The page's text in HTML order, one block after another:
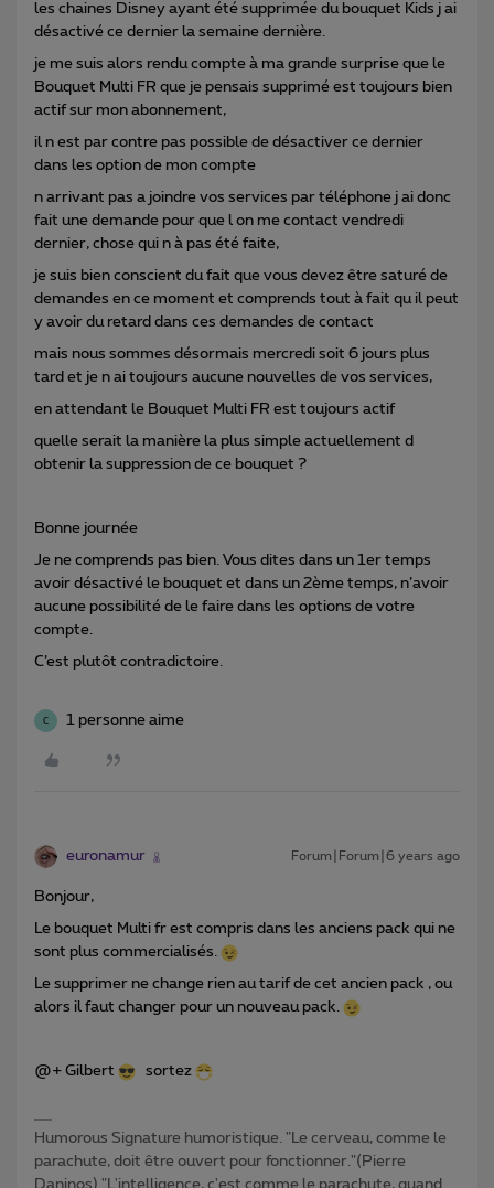
les chaines Disney ayant été supprimée du bouquet Kids j ai
désactivé ce dernier la semaine dernière.
je me suis alors rendu compte à ma grande surprise que le
Bouquet Multi FR que je pensais supprimé est toujours bien
actif sur mon abonnement,
il n est par contre pas possible de désactiver ce dernier
dans les option de mon compte
n arrivant pas a joindre vos services par téléphone j ai donc
fait une demande pour que l on me contact vendredi
dernier, chose qui n à pas été faite,
je suis bien conscient du fait que vous devez être saturé de
demandes en ce moment et comprends tout à fait qu il peut
y avoir du retard dans ces demandes de contact
mais nous sommes désormais mercredi soit 6 jours plus
tard et je n ai toujours aucune nouvelles de vos services,
en attendant le Bouquet Multi FR est toujours actif
quelle serait la manière la plus simple actuellement d
obtenir la suppression de ce bouquet ?
Bonne journée
Je ne comprends pas bien. Vous dites dans un 1er temps
avoir désactivé le bouquet et dans un 2ème temps, n’avoir
aucune possibilité de le faire dans les options de votre
compte.
C’est plutôt contradictoire.
C 1 personne aime
euronamur Forum|Forum|6 years ago
Bonjour,
Le bouquet Multi fr est compris dans les anciens pack qui ne
sont plus commercialisés.
Le supprimer ne change rien au tarif de cet ancien pack , ou
alors il faut changer pour un nouveau pack.
@+ Gilbert sortez
Humorous Signature humoristique. "Le cerveau, comme le
parachute, doit être ouvert pour fonctionner."(Pierre
Daninos) "L'intelligence, c'est comme le parachute, quand